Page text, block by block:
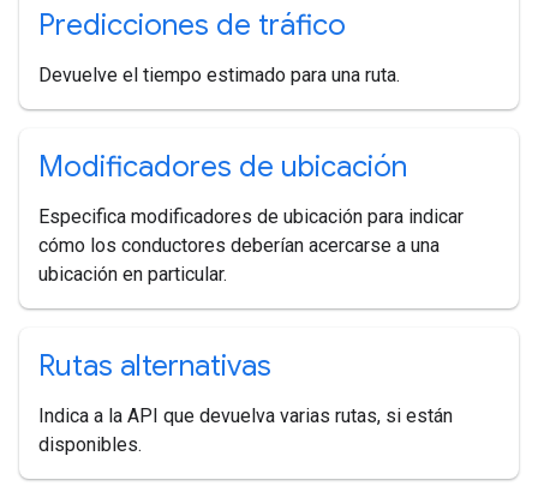
Predicciones de tráfico
Devuelve el tiempo estimado para una ruta.
Modificadores de ubicación
Especifica modificadores de ubicación para indicar
cómo los conductores deberían acercarse a una
ubicación en particular.
Rutas alternativas
Indica a la API que devuelva varias rutas, si están
disponibles.